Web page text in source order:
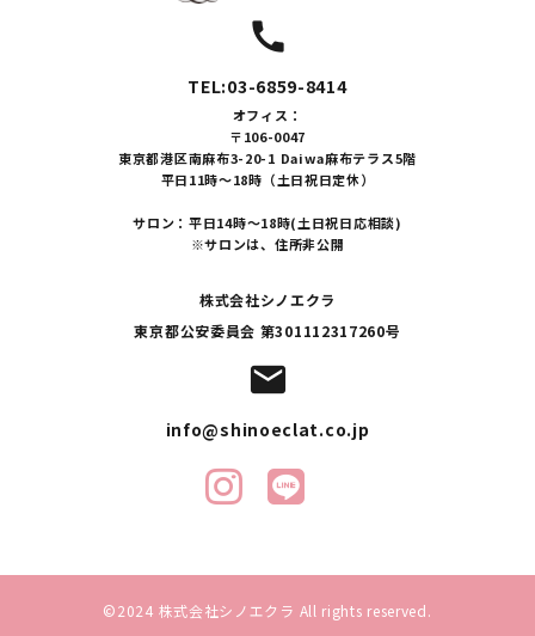
call
TEL:03-6859-8414
オフィス：
〒106-0047
東京都港区南麻布3-20-1 Daiwa麻布テラス5階
平日11時～18時（土日祝日定休）
サロン：平日14時～18時(土日祝日応相談)
※サロンは、住所非公開
株式会社シノエクラ
東京都公安委員会 第301112317260号
mail
info@shinoeclat.co.jp
©2024 株式会社シノエクラ All rights reserved.